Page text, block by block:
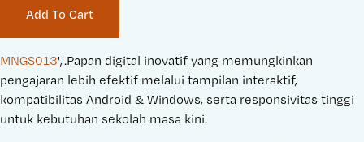
r
i
c
e
:
i
n
a
P
r
Add To Cart
MNGS013','.Papan digital inovatif yang memungkinkan
pengajaran lebih efektif melalui tampilan interaktif,
kompatibilitas Android & Windows, serta responsivitas tinggi
untuk kebutuhan sekolah masa kini.